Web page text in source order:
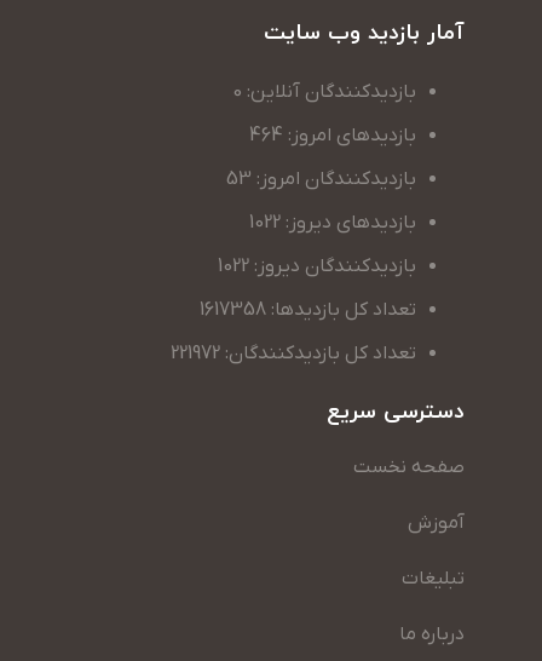
آمار بازدید وب سایت
بازدیدکنندگان آنلاین: 0
بازدیدهای امروز: 464
بازدیدکنندگان امروز: 53
بازدیدهای دیروز: 1022
بازدیدکنندگان دیروز: 1022
تعداد کل بازدیدها: 1617358
تعداد کل بازدیدکنندگان: 221972
دسترسی سریع
صفحه نخست
آموزش
تبلیغات
درباره ما